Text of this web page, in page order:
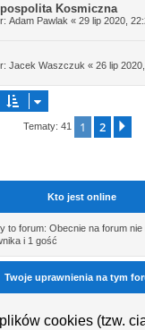
cookies (tzw.
Kosmiczna
Adam Pawlak « 29 lip 2020,
Jacek Waszczuk « 26 lip
Tematy: 41 1 2
Kto jest online
to forum: Obecnie na forum nie
i 1 gość
Twoje uprawnienia na tym
tematach